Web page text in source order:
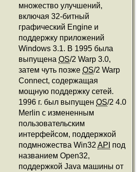
множество улучшений,
включая 32-битный
графический Engine и
поддержку приложений
Windows 3.1. В 1995 была
выпущена OS/2 Warp 3.0,
затем чуть позже OS/2 Warp
Connect, содержащая
мощную поддержку сетей.
1996 г. был выпущен OS/2 4.0
Merlin с измененным
пользовательским
интерфейсом, поддержкой
подмножества Win32 API под
названием Open32,
поддержкой Java машины от